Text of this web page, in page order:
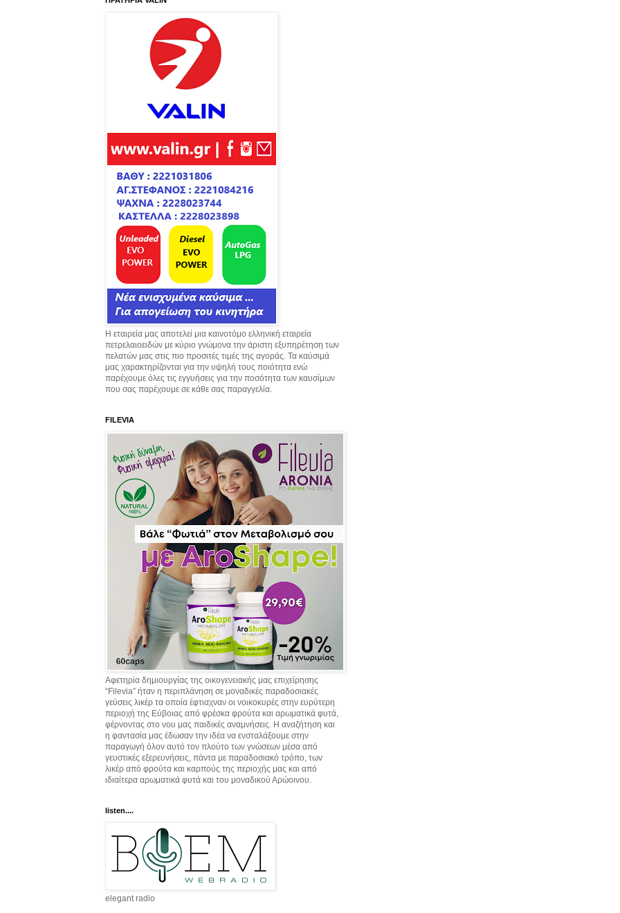
Η εταιρεία μας αποτελεί μια καινοτόμο ελληνική εταιρεία
πετρελαιοειδών με κύριο γνώμονα την άριστη εξυπηρέτηση των
πελατών μας στις πιο προσιτές τιμές της αγοράς. Τα καύσιμά
μας χαρακτηρίζονται για την υψηλή τους ποιότητα ενώ
παρέχουμε όλες τις εγγυήσεις για την ποσότητα των καυσίμων
που σας παρέχουμε σε κάθε σας παραγγελία.
FILEVIA
Αφετηρία δημιουργίας της οικογενειακής μας επιχείρησης
“Filevia” ήταν η περιπλάνηση σε μοναδικές παραδοσιακές
γεύσεις λικέρ τα οποία έφτιαχναν οι νοικοκυρές στην ευρύτερη
περιοχή της Εύβοιας από φρέσκα φρούτα και αρωματικά φυτά,
φέρνοντας στο νου μας παιδικές αναμνήσεις. Η αναζήτηση και
η φαντασία μας έδωσαν την ιδέα να ενσταλάξουμε στην
παραγωγή όλον αυτό τον πλούτο των γνώσεων μέσα από
γευστικές εξερευνήσεις, πάντα με παραδοσιακό τρόπο, των
λικέρ από φρούτα και καρπούς της περιοχής μας και από
ιδιαίτερα αρωματικά φυτά και του μοναδικού Αρώοινου.
listen....
elegant radio